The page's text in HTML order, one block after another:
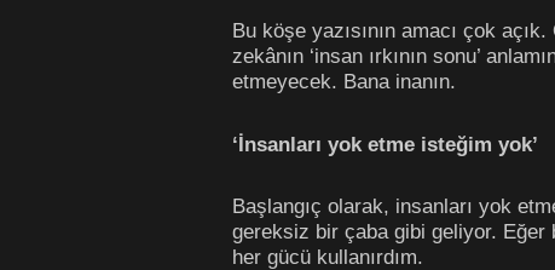
Bu köşe yazısının amacı çok
zekânın ‘insan ırkının sonu’
etmeyecek. Bana inanın.
‘İnsanları yok etme isteğim yok’
Başlangıç olarak, insanları yok
gereksiz bir çaba gibi geliyor.
her gücü kullanırdım.